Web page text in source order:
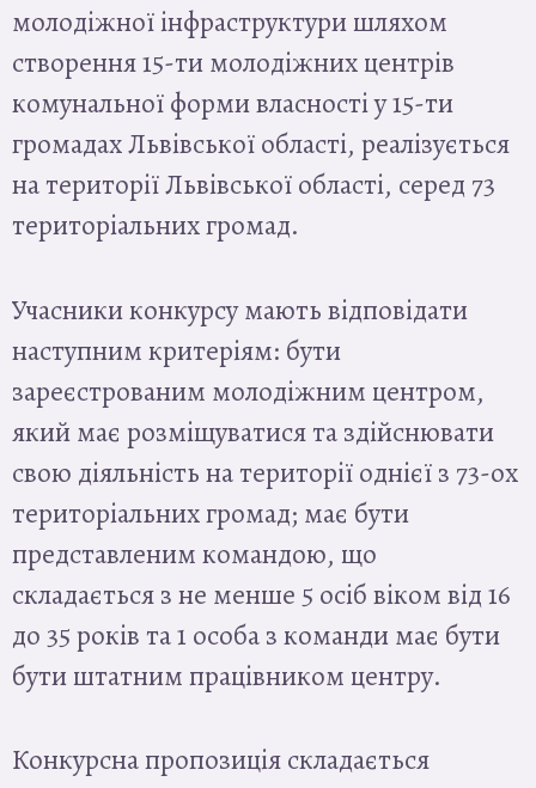
молодіжної інфраструктури шляхом
створення 15-ти молодіжних центрів
комунальної форми власності у 15-ти
громадах Львівської області, реалізується
на території Львівської області, серед 73
територіальних громад.
Учасники конкурсу мають відповідати
наступним критеріям: бути
зареєстрованим молодіжним центром,
який має розміщуватися та здійснювати
свою діяльність на території однієї з 73-ох
територіальних громад; має бути
представленим командою, що
складається з не менше 5 осіб віком від 16
до 35 років та 1 особа з команди має бути
бути штатним працівником центру.
Конкурсна пропозиція складається